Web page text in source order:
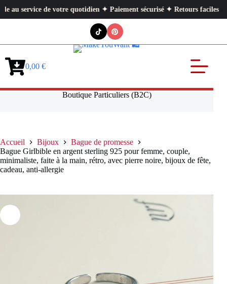
service de votre quotidien ✦ Paiement sécurisé ✦ Retours faciles
Panier0,00 €
Boutique Particuliers (B2C)
Accueil Bijoux
Bague de promesse
Bague Girlbible en argent sterling 925 pour femme, couple,
minimaliste, faite à la main, rétro, avec pierre noire, bijoux de fête,
cadeau, anti-allergie